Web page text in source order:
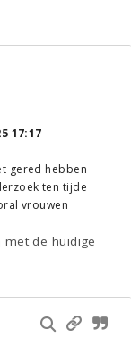
17:17
gered hebben
ten tijde
vrouwen
de huidige